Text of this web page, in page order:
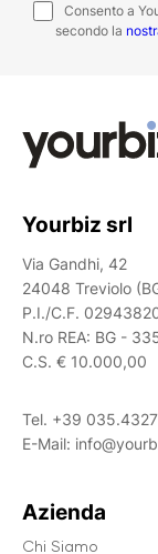
Consento a
secondo la
Yourbiz srl
Via Gandhi, 42
24048 Treviolo
P.I./C.F.
N.ro REA: BG -
C.S. € 10.000,00
Tel. +39
E-Mail:
Azienda
Chi Siamo